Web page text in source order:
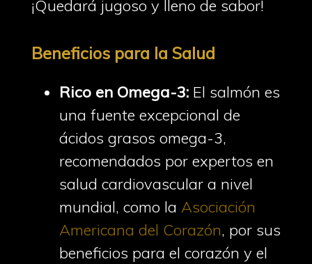
¡Quedará jugoso y lleno de sabor!
Beneficios para la Salud
Rico en Omega-3: El salmón es
una fuente excepcional de
ácidos grasos omega-3,
recomendados por expertos en
salud cardiovascular a nivel
mundial, como la Asociación
Americana del Corazón, por sus
beneficios para el corazón y el